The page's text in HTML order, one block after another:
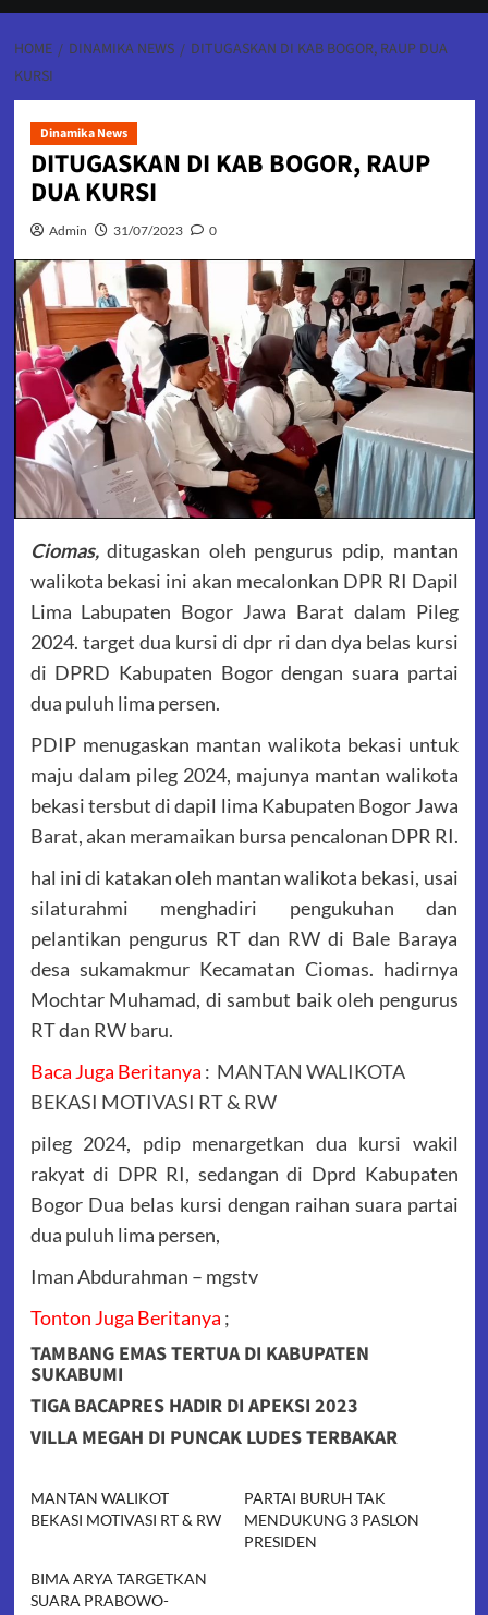
HOME DINAMIKA NEWS
DITUGASKAN DI KAB BOGOR, RAUP DUA
KURSI
Dinamika News
DITUGASKAN DI KAB BOGOR, RAUP
DUA KURSI
Admin 31/07/2023 0
Ciomas, ditugaskan oleh pengurus pdip, mantan
walikota bekasi ini akan mecalonkan DPR RI Dapil
Lima Labupaten Bogor Jawa Barat dalam Pileg
2024. target dua kursi di dpr ri dan dya belas kursi
di DPRD Kabupaten Bogor dengan suara partai
dua puluh lima persen.
PDIP menugaskan mantan walikota bekasi untuk
maju dalam pileg 2024, majunya mantan walikota
bekasi tersbut di dapil lima Kabupaten Bogor Jawa
Barat, akan meramaikan bursa pencalonan DPR RI.
hal ini di katakan oleh mantan walikota bekasi, usai
silaturahmi menghadiri pengukuhan dan
pelantikan pengurus RT dan RW di Bale Baraya
desa sukamakmur Kecamatan Ciomas. hadirnya
Mochtar Muhamad, di sambut baik oleh pengurus
RT dan RW baru.
Baca Juga Beritanya : MANTAN WALIKOTA
BEKASI MOTIVASI RT & RW
pileg 2024, pdip menargetkan dua kursi wakil
rakyat di DPR RI, sedangan di Dprd Kabupaten
Bogor Dua belas kursi dengan raihan suara partai
dua puluh lima persen,
Iman Abdurahman – mgstv
Tonton Juga Beritanya ;
TAMBANG EMAS TERTUA DI KABUPATEN
SUKABUMI
TIGA BACAPRES HADIR DI APEKSI 2023
VILLA MEGAH DI PUNCAK LUDES TERBAKAR
MANTAN WALIKOT
BEKASI MOTIVASI RT & RW
PARTAI BURUH TAK
MENDUKUNG 3 PASLON
PRESIDEN
BIMA ARYA TARGETKAN
SUARA PRABOWO-